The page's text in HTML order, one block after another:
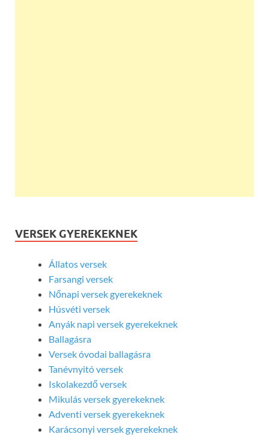
VERSEK GYEREKEKNEK
Állatos versek
Farsangi versek
Nőnapi versek gyerekeknek
Húsvéti versek
Anyák napi versek gyerekeknek
Ballagásra
Versek óvodai ballagásra
Tanévnyitó versek
Iskolakezdő versek
Mikulás versek gyerekeknek
Adventi versek gyerekeknek
Karácsonyi versek gyerekeknek